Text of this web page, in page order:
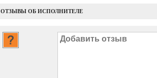
ОТЗЫВЫ ОБ ИСПОЛНИТЕЛЕ